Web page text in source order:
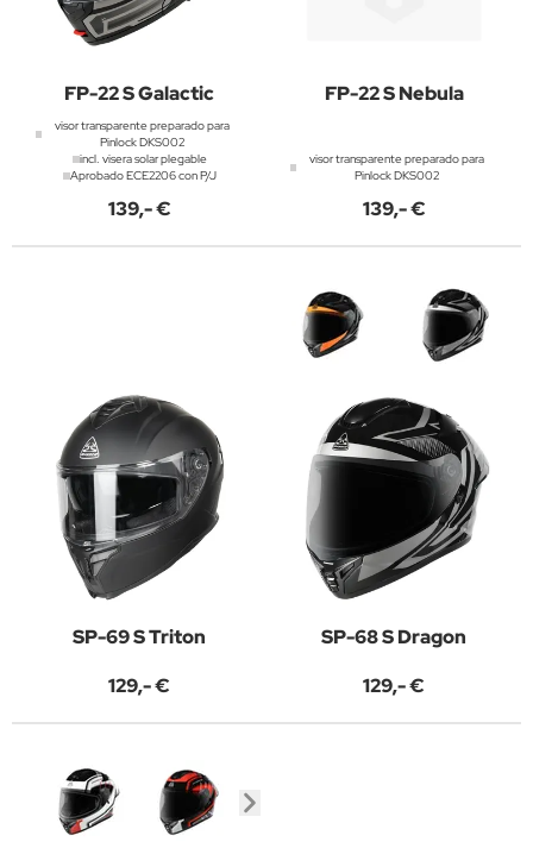
FP-22 S Galactic
visor transparente preparado para
Pinlock DKS002
incl. visera solar plegable
Aprobado ECE2206 con P/J
139,- €
FP-22 S Nebula
visor transparente preparado para
Pinlock DKS002
139,- €
SP-69 S Triton
129,- €
SP-68 S Dragon
129,- €